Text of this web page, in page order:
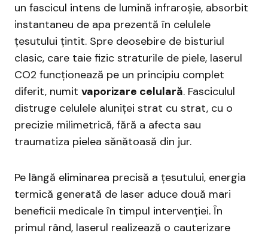
un fascicul intens de lumină infraroșie, absorbit
instantaneu de apa prezentă în celulele
țesutului țintit. Spre deosebire de bisturiul
clasic, care taie fizic straturile de piele, laserul
CO2 funcționează pe un principiu complet
diferit, numit vaporizare celulară. Fasciculul
distruge celulele aluniței strat cu strat, cu o
precizie milimetrică, fără a afecta sau
traumatiza pielea sănătoasă din jur.
Pe lângă eliminarea precisă a țesutului, energia
termică generată de laser aduce două mari
beneficii medicale în timpul intervenției. În
primul rând, laserul realizează o cauterizare